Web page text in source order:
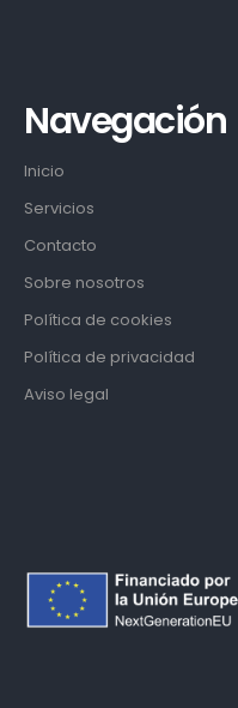
Navegación
Inicio
Servicios
Contacto
Sobre nosotros
Política de cookies
Política de privacidad
Aviso legal